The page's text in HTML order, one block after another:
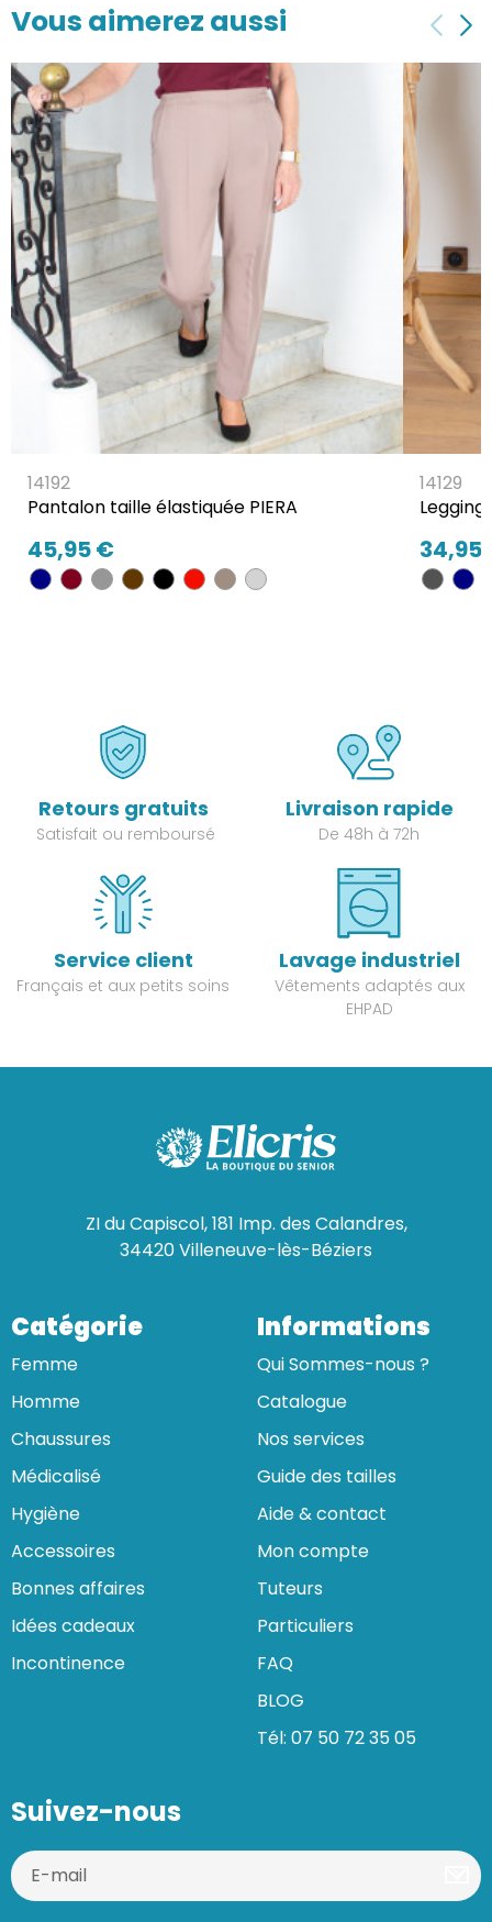
Vous aimerez aussi
14192
Pantalon taille élastiquée PIERA
45,95 €
14129
Legging
34,95
Retours gratuits
Satisfait ou remboursé
Livraison rapide
De 48h à 72h
Service client
Français et aux petits soins
Lavage industriel
Vêtements adaptés aux
EHPAD
ZI du Capiscol, 181 Imp. des Calandres,
34420 Villeneuve-lès-Béziers
Catégorie
Femme
Homme
Chaussures
Médicalisé
Hygiène
Accessoires
Bonnes affaires
Idées cadeaux
Incontinence
Informations
Qui Sommes-nous ?
Catalogue
Nos services
Guide des tailles
Aide & contact
Mon compte
Tuteurs
Particuliers
FAQ
BLOG
Tél: 07 50 72 35 05
Suivez-nous